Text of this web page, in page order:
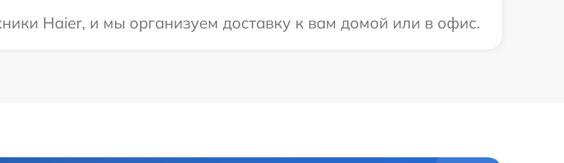
Haier, и мы организуем доставку к вам домой или в офис.